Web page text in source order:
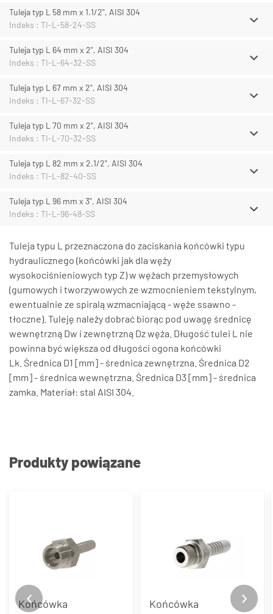
Tuleja typ L 58 mm x 1.1/2", AISI 304
Indeks : TI-L-58-24-SS
Tuleja typ L 64 mm x 2", AISI 304
Indeks : TI-L-64-32-SS
Tuleja typ L 67 mm x 2", AISI 304
Indeks : TI-L-67-32-SS
Tuleja typ L 70 mm x 2", AISI 304
Indeks : TI-L-70-32-SS
Tuleja typ L 82 mm x 2.1/2", AISI 304
Indeks : TI-L-82-40-SS
Tuleja typ L 96 mm x 3", AISI 304
Indeks : TI-L-96-48-SS
Tuleja typu L przeznaczona do zaciskania końcówki typu
hydraulicznego (końcówki jak dla węży
wysokociśnieniowych typ Z) w wężach przemysłowych
(gumowych i tworzywowych ze wzmocnieniem tekstylnym,
ewentualnie ze spiralą wzmacniającą - węże ssawno -
tłoczne). Tuleję należy dobrać biorąc pod uwagę średnicę
wewnętrzną Dw i zewnętrzną Dz węża. Długość tulei L nie
powinna być większa od długości ogona końcówki
Lk. Średnica D1 [mm] - średnica zewnętrzna. Średnica D2
[mm] - średnica wewnętrzna. Średnica D3 [mm] - średnica
zamka. Materiał: stal AISI 304.
Produkty powiązane
Końcówka
Końcówka